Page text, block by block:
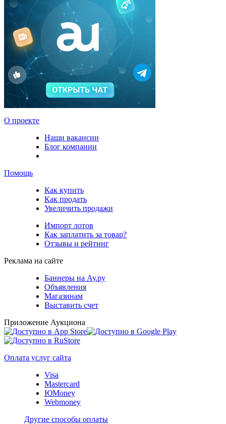
О проекте
Наши вакансии
Блог компании
Помощь
Как купить
Как продать
Увеличить продажи
Импорт лотов
Как заплатить за товар?
Отзывы и рейтинг
Реклама на сайте
Баннеры на Ау.ру
Объявления
Магазинам
Выставить счет
Приложение Аукциона
Оплата услуг сайта
Visa
Mastercard
ЮMoney
Webmoney
Другие способы оплаты